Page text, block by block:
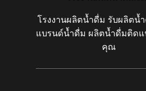
โรงงานผลิตน้ำดื่ม รับผลิตน้
แบรนด์น้ำดื่ม ผลิตน้ำดื่มติดแ
คุณ